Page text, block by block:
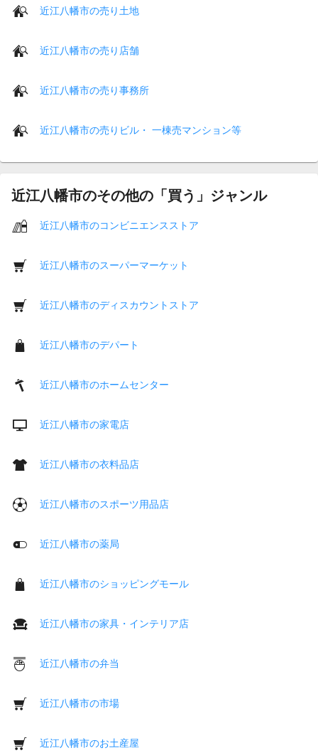
近江八幡市の売り土地
近江八幡市の売り店舗
近江八幡市の売り事務所
近江八幡市の売りビル・ 一棟売マンション等
近江八幡市のその他の「買う」ジャンル
近江八幡市のコンビニエンスストア
近江八幡市のスーパーマーケット
近江八幡市のディスカウントストア
近江八幡市のデパート
近江八幡市のホームセンター
近江八幡市の家電店
近江八幡市の衣料品店
近江八幡市のスポーツ用品店
近江八幡市の薬局
近江八幡市のショッピングモール
近江八幡市の家具・インテリア店
近江八幡市の弁当
近江八幡市の市場
近江八幡市のお土産屋